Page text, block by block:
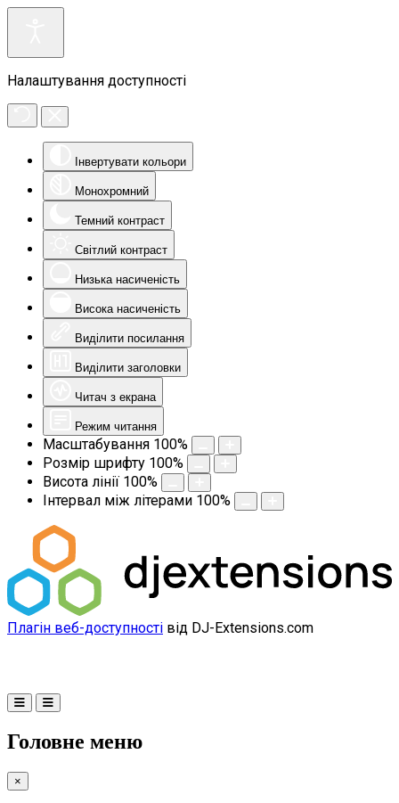
Налаштування доступності
Інвертувати кольори
Монохромний
Темний контраст
Світлий контраст
Низька насиченість
Висока насиченість
Виділити посилання
Виділити заголовки
Читач з екрана
Режим читання
Масштабування 100%
Розмір шрифту 100%
Висота лінії 100%
Інтервал між літерами 100%
Плагін веб-доступності від DJ-Extensions.com
Головне меню
×